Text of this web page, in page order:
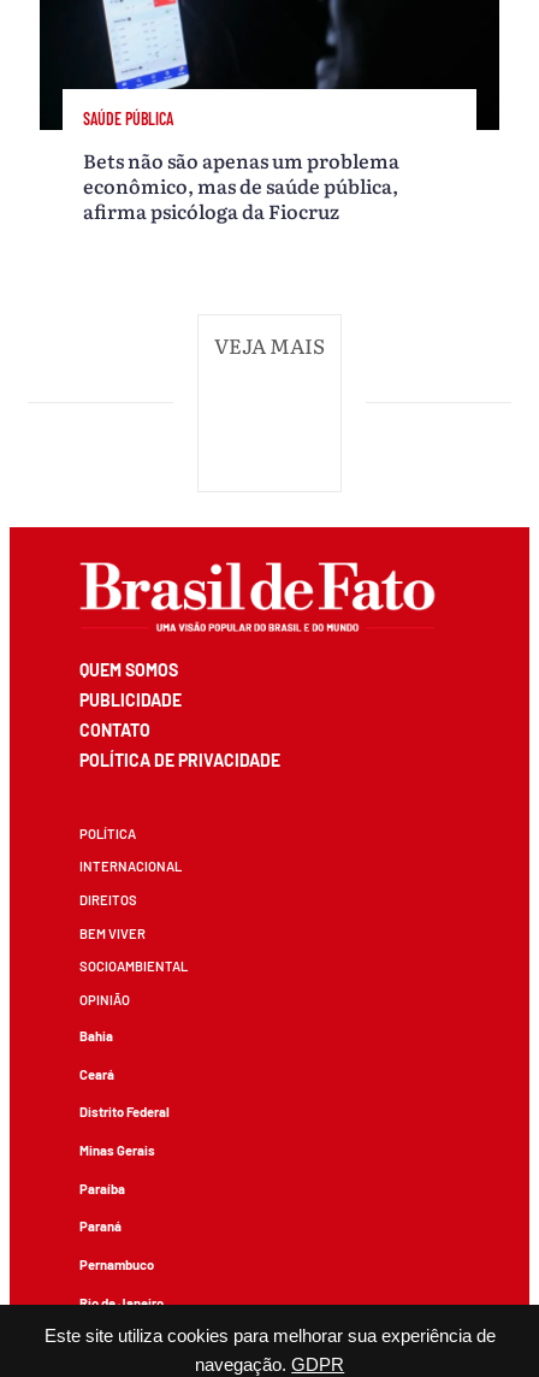
Este site utiliza cookies para melhorar sua experiência de
navegação. GDPR
SAÚDE PÚBLICA
Bets não são apenas um problema
econômico, mas de saúde pública,
afirma psicóloga da Fiocruz
VEJA MAIS
QUEM SOMOS
PUBLICIDADE
CONTATO
POLÍTICA DE PRIVACIDADE
POLÍTICA
INTERNACIONAL
DIREITOS
BEM VIVER
SOCIOAMBIENTAL
OPINIÃO
Bahia
Ceará
Distrito Federal
Minas Gerais
Paraíba
Paraná
Pernambuco
Rio de Janeiro
Rio Grande do Sul